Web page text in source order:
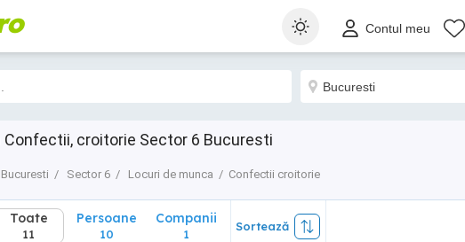
Contul meu
Confectii, croitorie Sector 6 Bucuresti
Bucuresti Sector 6 Locuri de munca Confectii croitorie
Toate
11
Toate
11
Persoane
10
Companii
1
Sortează